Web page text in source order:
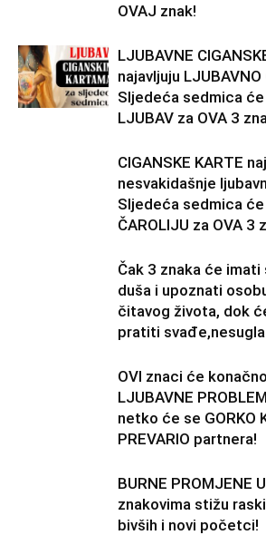
OVAJ znak!
LJUBAVNE
najavljuju
Sljedeća sedmica
LJUBAV za OVA 3
CIGANSKE KARTE
nesvakidašnje
Sljedeća sedmica
ČAROLIJU za OVA 3
Čak 3 znaka će
duša i upoznati
čitavog života, dok
pratiti
OVI znaci će
LJUBAVNE
netko će se GORKO
PREVARIO partnera!
BURNE PROMJENE
znakovima stižu
bivših i novi početci!